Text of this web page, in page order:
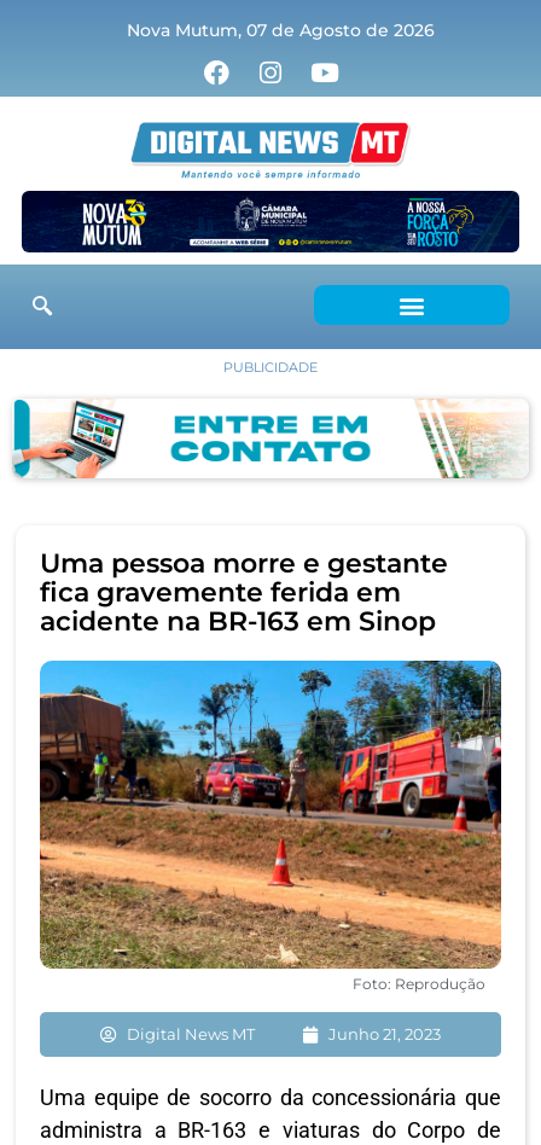
Nova Mutum, 07 de Agosto de 2026
PUBLICIDADE
Uma pessoa morre e gestante
fica gravemente ferida em
acidente na BR-163 em Sinop
Foto: Reprodução
Digital News MT Junho 21, 2023
Uma equipe de socorro da concessionária que
administra a BR-163 e viaturas do Corpo de